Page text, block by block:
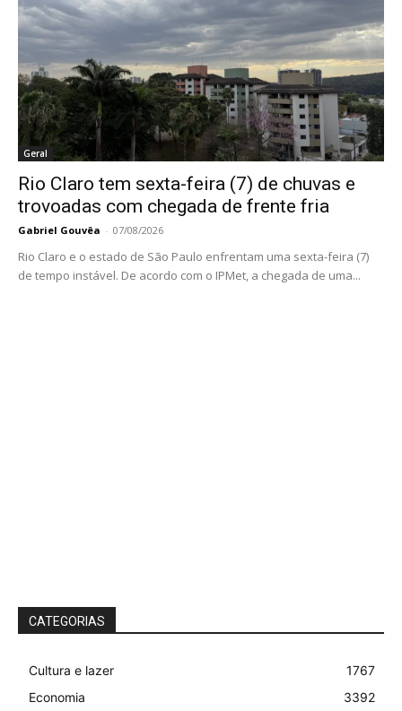
Geral
Rio Claro tem sexta-feira (7) de chuvas e
trovoadas com chegada de frente fria
Gabriel Gouvêa - 07/08/2026
Rio Claro e o estado de São Paulo enfrentam uma sexta-feira (7)
de tempo instável. De acordo com o IPMet, a chegada de uma...
CATEGORIAS
Cultura e lazer
1767
Economia
3392